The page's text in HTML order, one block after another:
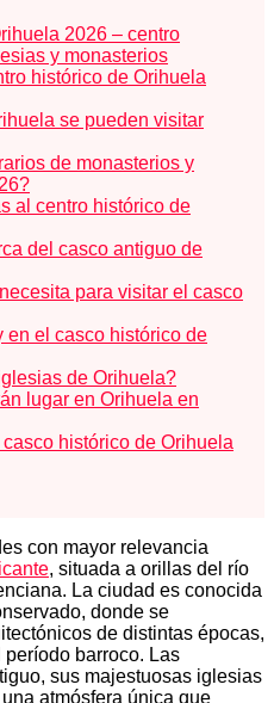
2026 – centro
y monasterios
histórico de Orihuela
se pueden visitar
de monasterios y
al centro histórico de
del casco antiguo de
para visitar el casco
en el casco histórico de
de Orihuela?
lugar en Orihuela en
histórico de Orihuela
con mayor relevancia
, situada a orillas del río
La ciudad es conocida
donde se
de distintas épocas,
barroco. Las
sus majestuosas iglesias
atmósfera única que